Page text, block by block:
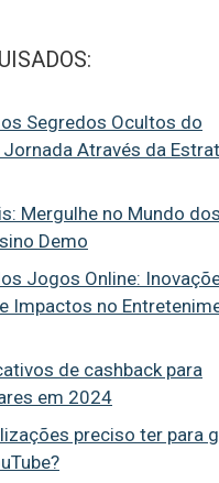
Segredos Ocultos do
Através da
Mergulhe no Mundo dos
Demo
Jogos Online:
Impactos no
de cashback para
em 2024
preciso ter para